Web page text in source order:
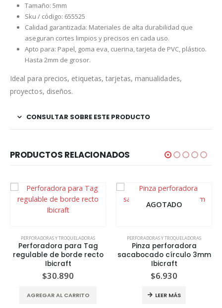
Tamaño: 5mm
Sku / código: 655525
Calidad garantizada: Materiales de alta durabilidad que
aseguran cortes limpios y precisos en cada uso.
Apto para: Papel, goma eva, cuerina, tarjeta de PVC, plástico.
Hasta 2mm de grosor.
Ideal para precios, etiquetas, tarjetas, manualidades,
proyectos, diseños.
CONSULTAR SOBRE ESTE PRODUCTO
PRODUCTOS RELACIONADOS
PERFORADORAS Y TROQUELADORAS
Perforadora para Tag
regulable de borde recto
Ibicraft
$30.890
AGREGAR AL CARRITO
AGOTADO
PERFORADORAS Y TROQUELADORAS
Pinza perforadora
sacabocado círculo 3mm
Ibicraft
$6.930
LEER MÁS